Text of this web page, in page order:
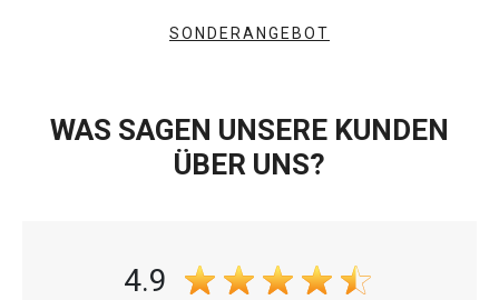
SONDERANGEBOT
WAS SAGEN UNSERE KUNDEN
ÜBER UNS?
4.9